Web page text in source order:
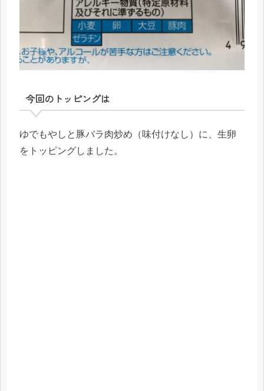
今回のトッピングは
ゆでもやしと豚バラ肉炒め（味付けなし）に、生卵
をトッピングしました。